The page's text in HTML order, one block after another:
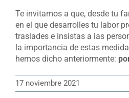
Te invitamos a que, desde tu
en el que desarrolles tu labor
traslades e insistas a las
la importancia de estas
hemos dicho anteriormente:
17 noviembre 2021